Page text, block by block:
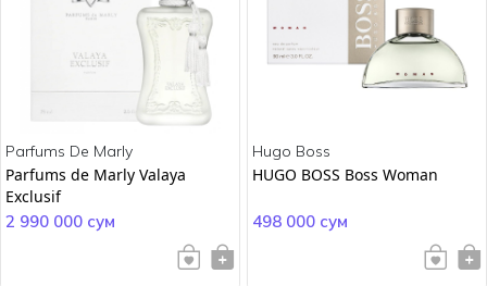
Parfums De Marly
Parfums de Marly Valaya
Exclusif
2 990 000 сум
Hugo Boss
HUGO BOSS Boss Woman
498 000 сум